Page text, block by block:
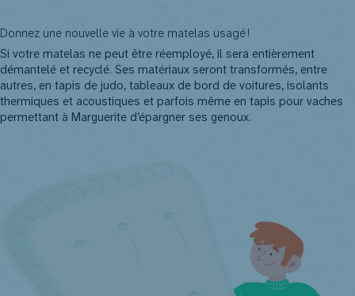
Donnez une nouvelle vie à votre matelas usagé !
Si votre matelas ne peut être réemployé, il sera entièrement
démantelé et recyclé. Ses matériaux seront transformés, entre
autres, en tapis de judo, tableaux de bord de voitures, isolants
thermiques et acoustiques et parfois même en tapis pour vaches
permettant à Marguerite d’épargner ses genoux.